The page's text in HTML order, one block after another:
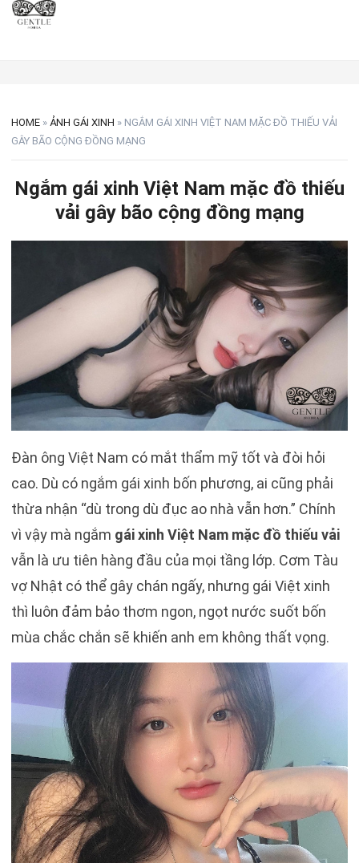
HOME »ẢNH GÁI XINH » NGẮM GÁI XINH VIỆT NAM MẶC ĐỒ THIẾU VẢI
GÂY BÃO CỘNG ĐỒNG MẠNG
Ngắm gái xinh Việt Nam mặc đồ thiếu
vải gây bão cộng đồng mạng
Đàn ông Việt Nam có mắt thẩm mỹ tốt và đòi hỏi
cao. Dù có ngắm gái xinh bốn phương, ai cũng phải
thừa nhận “dù trong dù đục ao nhà vẫn hơn.” Chính
vì vậy mà ngắm gái xinh Việt Nam mặc đồ thiếu vải
vẫn là ưu tiên hàng đầu của mọi tầng lớp. Cơm Tàu
vợ Nhật có thể gây chán ngấy, nhưng gái Việt xinh
thì luôn đảm bảo thơm ngon, ngọt nước suốt bốn
mùa chắc chắn sẽ khiến anh em không thất vọng.